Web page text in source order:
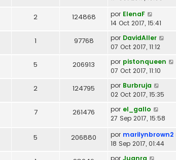
2 124868 por ElenaF
14 Oct 2017, 15:41
1 97768 por DavidAller
07 Oct 2017, 11:12
5 206913 por pistonqueen
07 Oct 2017, 11:10
2 124795 por Burbruja
02 Oct 2017, 15:35
7 261476 por el_gallo
27 Sep 2017, 15:58
5 206880 por marilynbrown2
18 Sep 2017, 01:44
por Juanra